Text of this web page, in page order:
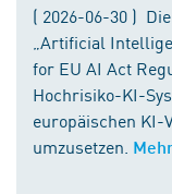
( 2026-06-30 )
„Artificial
for EU AI Act
Hochrisiko-KI-
europäischen KI-
umzusetzen.